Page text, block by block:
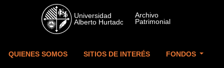
Skip to main content
QUIENES SOMOS SITIOS DE INTERÉS FONDOS